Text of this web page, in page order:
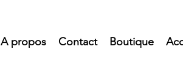
A propos Contact Boutique